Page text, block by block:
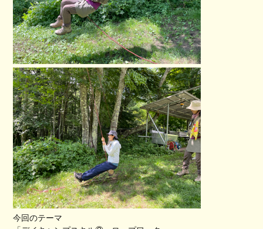
今回のテーマ